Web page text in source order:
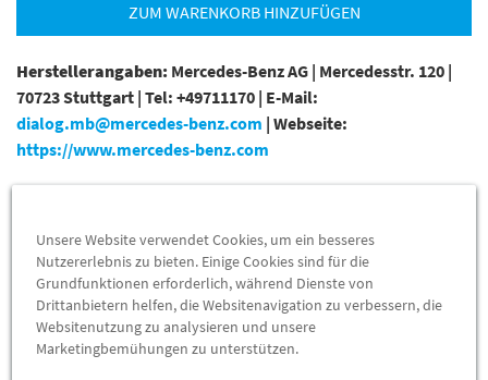
ZUM WARENKORB HINZUFÜGEN
Herstellerangaben: Mercedes-Benz AG | Mercedesstr. 120 |
70723 Stuttgart | Tel: +49711170 | E-Mail:
dialog.mb@mercedes-benz.com | Webseite:
https://www.mercedes-benz.com
passt? Kein Problem. Senden Sie uns die komplette
Fahrgestellnummer Ihres Fahrzeugs,wir prüfen für Sie, ob das
Teil passt.
Zum Beispiel passend (kann Ausstattung- oder
Fahrgestellnummerabhängig sein) für die Mercedes-Benz
Unsere Website verwendet Cookies, um ein besseres
Nutzererlebnis zu bieten. Einige Cookies sind für die
Grundfunktionen erforderlich, während Dienste von
Drittanbietern helfen, die Websitenavigation zu verbessern, die
Websitenutzung zu analysieren und unsere
Marketingbemühungen zu unterstützen.